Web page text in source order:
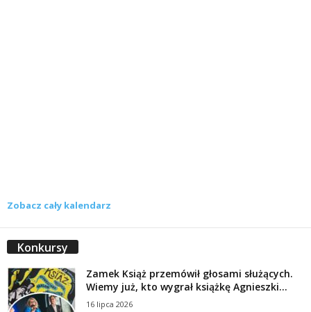
Zobacz cały kalendarz
Konkursy
Zamek Książ przemówił głosami służących.
Wiemy już, kto wygrał książkę Agnieszki...
16 lipca 2026